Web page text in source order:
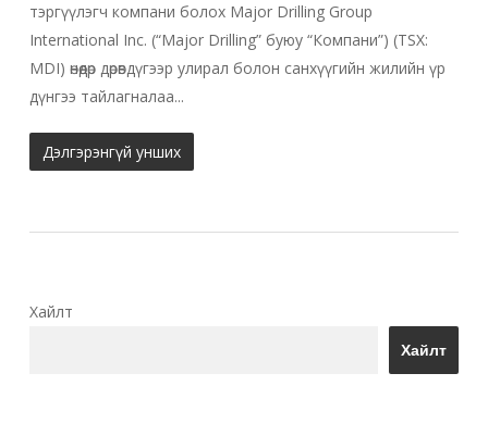
тэргүүлэгч компани болох Major Drilling Group
International Inc. (“Major Drilling” буюу “Компани”) (TSX:
MDI) өнөөдөр дөрөвдүгээр улирал болон санхүүгийн жилийн үр
дүнгээ тайлагналаа...
Дэлгэрэнгүй унших
Хайлт
Хайлт